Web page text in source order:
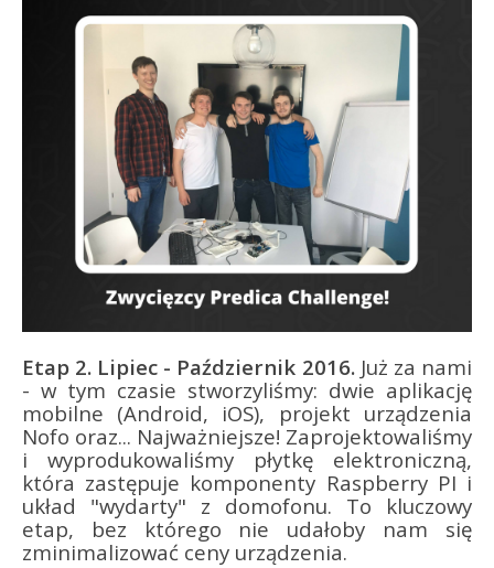
Etap 2. Lipiec - Październik 2016. Już za nami
- w tym czasie stworzyliśmy: dwie aplikację
mobilne (Android, iOS), projekt urządzenia
Nofo oraz... Najważniejsze! Zaprojektowaliśmy
i wyprodukowaliśmy płytkę elektroniczną,
która zastępuje komponenty Raspberry PI i
układ "wydarty" z domofonu. To kluczowy
etap, bez którego nie udałoby nam się
zminimalizować ceny urządzenia.